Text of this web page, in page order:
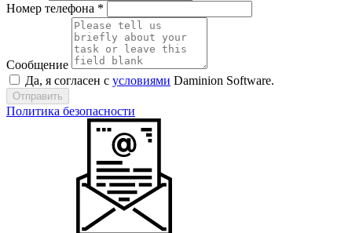
Номер телефона *
Сообщение
Да, я согласен с условиями Daminion Software.
Отправить
Политика безопасности